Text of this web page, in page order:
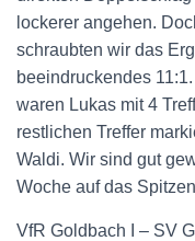
lockerer angehen.
schraubten wir das
beeindruckendes
waren Lukas mit 4
restlichen Treffer
Waldi. Wir sind gut
Woche auf das
VfR Goldbach I – SV